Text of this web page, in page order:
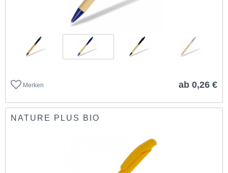
Merken ab 0,26 €
NATURE PLUS BIO